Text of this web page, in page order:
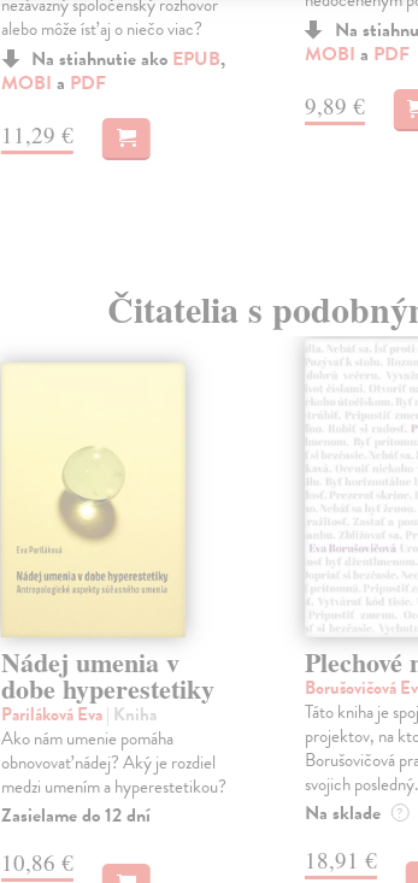
alebo môže ísť aj o niečo viac?
Na stiahnutie ako EPUB,
MOBI a PDF
11,29 €
Na
MOBI a PDF
9,89 €
Čitatelia s
Nádej umenia v
dobe hyperestetiky
Pariláková Eva| Kniha
Ako nám umenie pomáha
obnovovať nádej? Aký je rozdiel
medzi umením a hyperestetikou?
Zasielame do 12 dní
10,86 €
Plechové
Borušovičová
Táto kniha je
projektov, na
Borušovičová
svojich
Na sklade ?
18,91 €